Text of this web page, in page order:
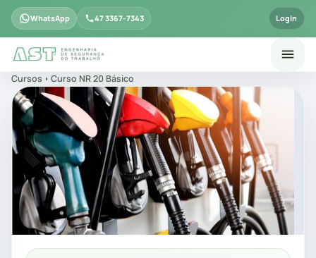
WhatsApp 47 3367-7343 Login
Cursos Curso NR 20 Básico